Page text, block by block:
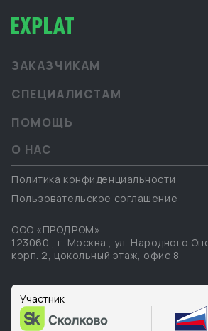
ЗАКАЗЧИКАМ
СПЕЦИАЛИСТАМ
ПОМОЩЬ
О НАС
Политика конфиденциальности
Пользовательское соглашение
ООО «ПРОДРОМ»
123060 , г. Москва , ул. Народного
корп. 2, цокольный этаж, офис 8
Участник